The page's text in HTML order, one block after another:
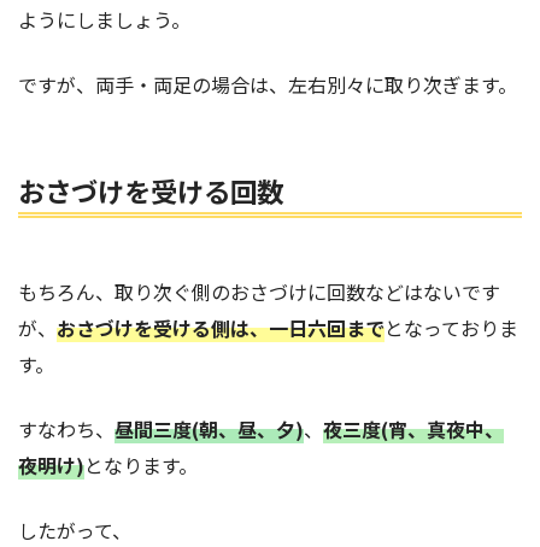
ようにしましょう。
ですが、両手・両足の場合は、左右別々に取り次ぎます。
おさづけを受ける回数
もちろん、取り次ぐ側のおさづけに回数などはないです
が、 おさづけを受ける側は、一日六回までとなっておりま
す。
すなわち、 昼間三度(朝、昼、夕)、 夜三度(宵、真夜中、
夜明け)となります。
したがって、